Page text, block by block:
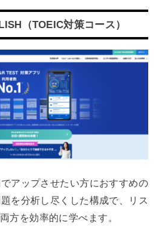
（TOEIC対策コース）
アップさせたい方におすすめの
を分析し尽くした構成で、リス
方を効率的に学べます。